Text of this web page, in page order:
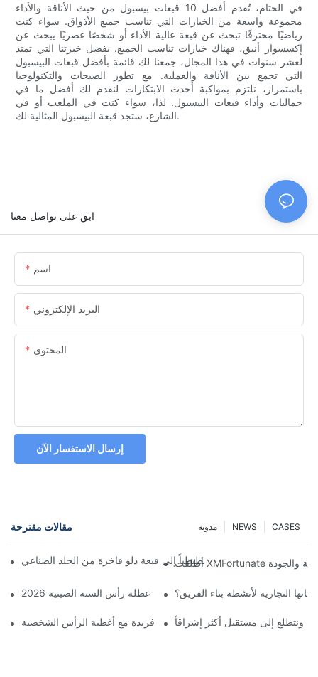
في الختام، تُقدم أفضل 10 قبعات بيسبول من حيث الأناقة والأداء
مجموعة واسعة من الخيارات التي تناسب جميع الأذواق. سواء كنت
رياضيًا محترفًا تبحث عن قبعة عالية الأداء أو شخصًا عصريًا يبحث عن
إكسسوار أنيق، فهناك خيارات تناسب الجميع. بفضل خبرتنا التي تمتد
لعشر سنوات في هذا المجال، جمعنا لك قائمة بأفضل قبعات البيسبول
التي تجمع بين الأناقة والعملية. مع تطور الصيحات والتكنولوجيا
باستمرار، نلتزم بمواكبة أحدث الابتكارات لنقدم لك أفضل ما في
جماليات وأداء قبعات البيسبول. لذا، سواء كنت في الملعب أو في
الشارع، ستجد قبعة البيسبول المثالية لك.
ابق على تواصل معنا
اسم
البريد الإلكتروني
المحتوى
إرسال الاستفسار الآن
مقالات مقترحة CASES
NEWS مدونة
مصمم بريطاني رسماً تخطيطياً إلى قبعة دلو فاخرة من الجلد الصناعي
احتفال الافتتاح الكبير ابتداءً من عطلة رأس السنة الصينية 2026
التجارية لأنشطة بناء الفريق؟
تميز بإطلالة فريدة مع أغطية الرأس الشخصيةونتطلع إلى مستقبل أكثر إشراقاً